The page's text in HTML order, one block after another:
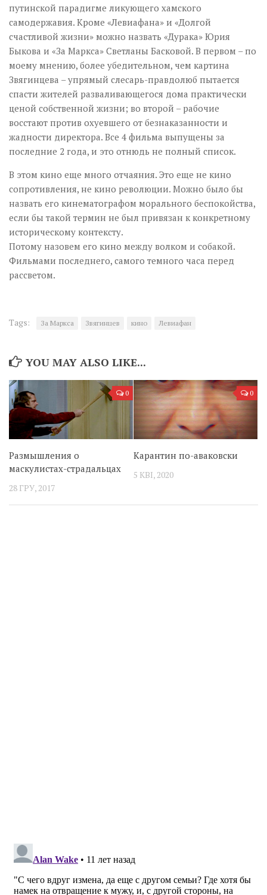
путинской парадигме ликующего хамского
самодержавия. Кроме «Левиафана» и «Долгой
счастливой жизни» можно назвать «Дурака» Юрия
Быкова и «За Маркса» Светланы Басковой. В первом – по
моему мнению, более убедительном, чем картина
Звягинцева – упрямый слесарь-правдолюб пытается
спасти жителей разваливающегося дома практически
ценой собственной жизни; во второй – рабочие
восстают против охуевшего от безнаказанности и
жадности директора. Все 4 фильма выпущены за
последние 2 года, и это отнюдь не полный список.
В этом кино еще много отчаяния. Это еще не кино
сопротивления, не кино революции. Можно было бы
назвать его кинематографом морального беспокойства,
если бы такой термин не был привязан к конкретному
историческому контексту.
Потому назовем его кино между волком и собакой.
Фильмами последнего, самого темного часа перед
рассветом.
Tags: За Маркса Звягинцев кино Левиафан
YOU MAY ALSO LIKE...
0
Размышления о
маскулистах-страдальцах
28 ГРУ, 2017
0
Карантин по-аваковски
5 КВІ, 2020